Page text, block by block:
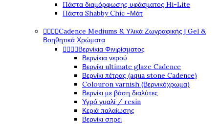
Πάστα διαμόρφωσης υφάσματος Hi-Lite
Πάστα Shabby Chic -Μάτ
Cadence Mediums & Υλικά Ζωγραφικής | Gel &
Βοηθητικά Χρώματα
Βερνίκια Φινιρίσματος
Βερνίκια νερού
Βερνίκι ultimate glaze Cadence
Βερνίκι πέτρας (aqua stone Cadence)
Colouron varnish (Βερνικόχρωμα)
Βερνίκι με βάση διαλύτες
Υγρό γυαλί / resin
Κεριά παλαίωσης
Βερνίκι σπρέι